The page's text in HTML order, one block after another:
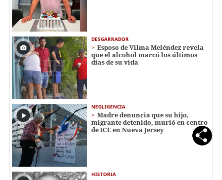
DESGARRADOR
Esposo de Vilma Meléndez revela
que el alcohol marcó los últimos
días de su vida
NEGLIGENCIA
Madre denuncia que su hijo,
migrante detenido, murió en centro
de ICE en Nueva Jersey
HISTORIA